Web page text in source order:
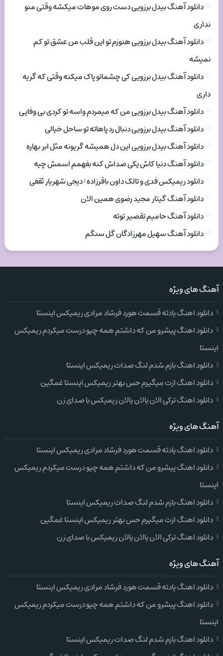
دانلود آهنگ بیدل برزویی دست روی موهات میکشه وقتی منو
نداری
دانلود آهنگ بیدل برزویی هنوزم تو این قلب من عشق تو کم
نمیشه
دانلود آهنگ بیدل برزویی کی چشماتو پاک میکنه وقتی که گریه
داری
دانلود آهنگ بیدل برزویی من که میمردم واسه تو کردی بی وفایی
دانلود آهنگ بیدل برزویی دنبال رد پاهاته تو ساحل خیالی
دانلود آهنگ بیدل برزویی این دل همیشه گریونه مثل ابر بهاره
دانلود آهنگ دنیا کاش یکی صداش کنه بفهمم اسمش چیه
دانلود ریمیکس فدی و تالک داون باقرزاده : دیجی شهریار ثقفی
دانلود آهنگ گیتار مجید رضوی همین الان
دانلود آهنگ حامیم تقصیر توئه
دانلود آهنگ سهیل مهرزادگان گل سنگم
آهنگ های ویژه
دانلود اهنگ یادته قسمت هورد فرشاد مرادی ریمیکس اینستا
دانلود اهنگ پیشرو من که داشتم همه چیو درست میکردم ریمیکس
اینستا
دانلود اهنگ بازم شدم لنگ صدات ریمیکس اینستا
دانلود اهنگ ازت میگیرم حس بهتر ریمیکس اینستا غمگین
دانلود اهنگ ترکی الان یالان یالان ریمیکس با صدای زن
آهنگ های ویژه
دانلود اهنگ یادته قسمت هورد فرشاد مرادی ریمیکس اینستا
دانلود اهنگ پیشرو من که داشتم همه چیو درست میکردم ریمیکس
اینستا
دانلود اهنگ بازم شدم لنگ صدات ریمیکس اینستا
دانلود اهنگ ازت میگیرم حس بهتر ریمیکس اینستا غمگین
دانلود اهنگ ترکی الان یالان یالان ریمیکس با صدای زن
آهنگ های ویژه
دانلود اهنگ یادته قسمت هورد فرشاد مرادی ریمیکس اینستا
دانلود اهنگ پیشرو من که داشتم همه چیو درست میکردم ریمیکس
اینستا
دانلود اهنگ بازم شدم لنگ صدات ریمیکس اینستا